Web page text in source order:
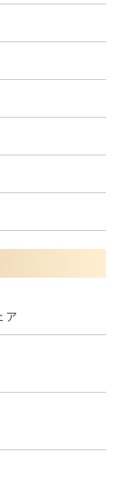
ア